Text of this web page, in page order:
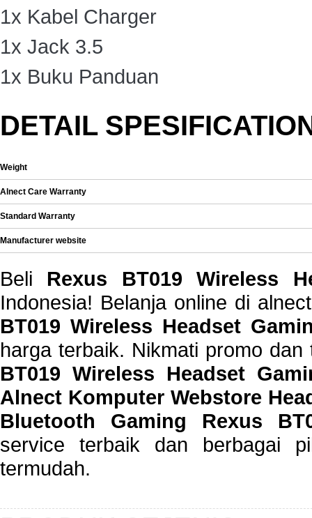
1x Kabel Charger
1x Jack 3.5
1x Buku Panduan
DETAIL
Weight
Alnect Care Warranty
Standard Warranty
Manufacturer website
Beli Rexus BT019 Wireless
Indonesia! Belanja online di
BT019 Wireless Headset
harga terbaik. Nikmati promo
BT019 Wireless Headset
Alnect Komputer Webstore
Bluetooth Gaming Rexus
service terbaik dan berbagai
termudah.